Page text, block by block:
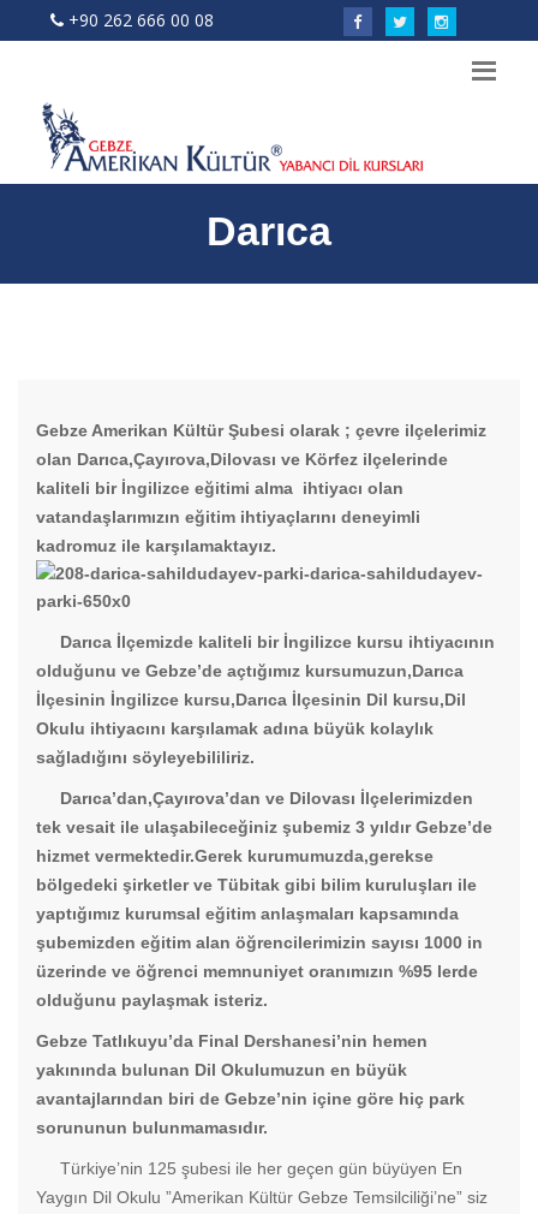
+90 262 666 00 08
Darıca
Gebze Amerikan Kültür Şubesi olarak ; çevre ilçelerimiz
olan Darıca,Çayırova,Dilovası ve Körfez ilçelerinde
kaliteli bir İngilizce eğitimi alma ihtiyacı olan
vatandaşlarımızın eğitim ihtiyaçlarını deneyimli
kadromuz ile karşılamaktayız.
Darıca İlçemizde kaliteli bir İngilizce kursu ihtiyacının
olduğunu ve Gebze’de açtığımız kursumuzun,Darıca
İlçesinin İngilizce kursu,Darıca İlçesinin Dil kursu,Dil
Okulu ihtiyacını karşılamak adına büyük kolaylık
sağladığını söyleyebililiriz.
Darıca’dan,Çayırova’dan ve Dilovası İlçelerimizden
tek vesait ile ulaşabileceğiniz şubemiz 3 yıldır Gebze’de
hizmet vermektedir.Gerek kurumumuzda,gerekse
bölgedeki şirketler ve Tübitak gibi bilim kuruluşları ile
yaptığımız kurumsal eğitim anlaşmaları kapsamında
şubemizden eğitim alan öğrencilerimizin sayısı 1000 in
üzerinde ve öğrenci memnuniyet oranımızın %95 lerde
olduğunu paylaşmak isteriz.
Gebze Tatlıkuyu’da Final Dershanesi’nin hemen
yakınında bulunan Dil Okulumuzun en büyük
avantajlarından biri de Gebze’nin içine göre hiç park
sorununun bulunmamasıdır.
Türkiye’nin 125 şubesi ile her geçen gün büyüyen En
Yaygın Dil Okulu ”Amerikan Kültür Gebze Temsilciliği’ne” siz